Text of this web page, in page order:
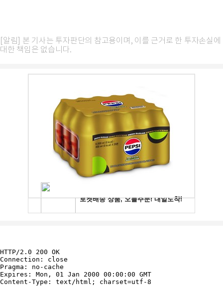
[알림] 본 기사는 투자판단의 참고용이며, 이를 근거로 한 투자손실에
대한 책임은 없습니다.